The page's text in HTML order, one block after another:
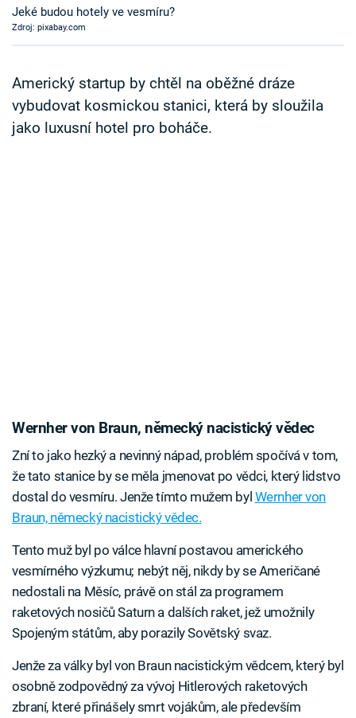
Sledujte nás
Jeké budou hotely ve vesmíru?
Zdroj: pixabay.com
Americký startup by chtěl na oběžné dráze
vybudovat kosmickou stanici, která by sloužila
jako luxusní hotel pro boháče.
Wernher von Braun, německý nacistický vědec
Zní to jako hezký a nevinný nápad, problém spočívá v tom,
že tato stanice by se měla jmenovat po vědci, který lidstvo
dostal do vesmíru. Jenže tímto mužem byl Wernher von
Braun, německý nacistický vědec.
Tento muž byl po válce hlavní postavou amerického
vesmírného výzkumu; nebýt něj, nikdy by se Američané
nedostali na Měsíc, právě on stál za programem
raketových nosičů Saturn a dalších raket, jež umožnily
Spojeným státům, aby porazily Sovětský svaz.
Jenže za války byl von Braun nacistickým vědcem, který byl
osobně zodpovědný za vývoj Hitlerových raketových
zbraní, které přinášely smrt vojákům, ale především